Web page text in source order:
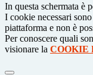
In questa schermata è
I cookie necessari
piattaforma e non è
Per conoscere quali
visionare la COOKIE